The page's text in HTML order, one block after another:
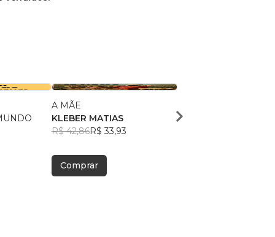
A MÃE
KLEBER MATIAS
R$ 42,86R$ 33,93
Comprar
kleber matias